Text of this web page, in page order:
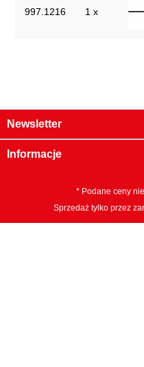
dł. częś. L3 w mm:
997.1216 1 x
Newsletter
Informacje
* Podane ceny
Sprzedaż tylko przez